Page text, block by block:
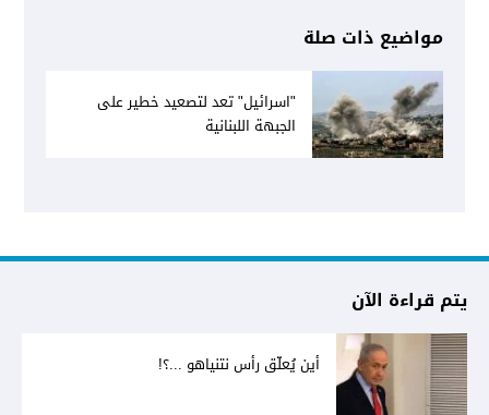
مواضيع ذات صلة
"اسرائيل" تعد لتصعيد خطير على
الجبهة اللبنانية
يتم قراءة الآن
أين يُعلّق رأس نتنياهو ...؟!